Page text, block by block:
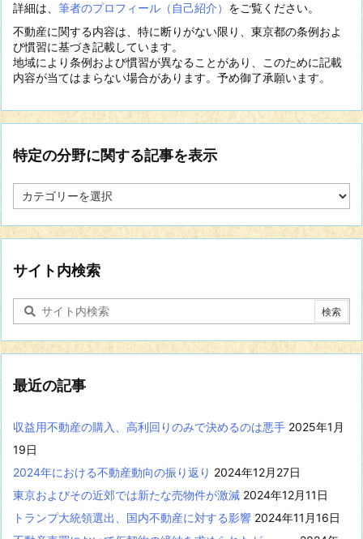
詳細は、 筆者のプロフィール（自己紹介） をご覧ください。
不動産に関する内容は、特に断りがない限り、東京都の条例およ
び慣習に基づき記載しています。
地域により条例および慣習が異なることがあり、このために記載
内容が当てはまらない場合があります。予め御了承願います。
特定の分野に関する記事を表示
定
分
に
関
す
記
事
を
示
サイト内検索
最近の記事
収益用不動産の購入、高利回りのみで決めるのは悪手 2025年1月
19日
2024年における不動産動向の振り返り 2024年12月27日
東京およびその近郊では新たな売物件が激減 2024年12月11日
トランプ大統領選出、国内不動産に対する影響 2024年11月16日